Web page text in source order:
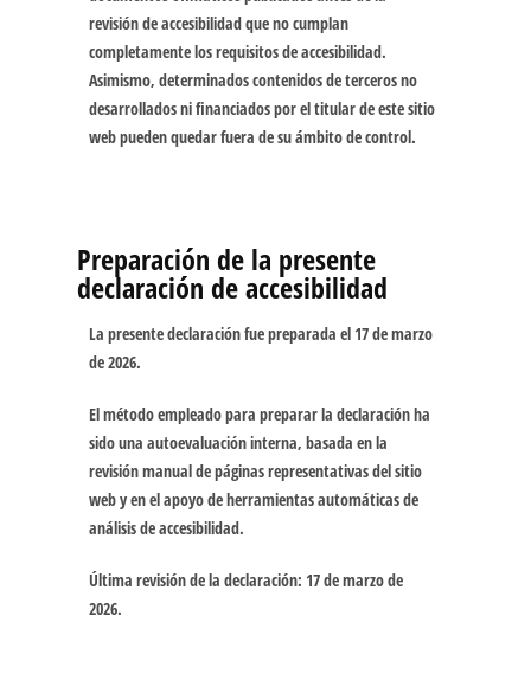
revisión de accesibilidad que no cumplan
completamente los requisitos de accesibilidad.
Asimismo, determinados contenidos de terceros no
desarrollados ni financiados por el titular de este sitio
web pueden quedar fuera de su ámbito de control.
Preparación de la presente
declaración de accesibilidad
La presente declaración fue preparada el 17 de marzo
de 2026.
El método empleado para preparar la declaración ha
sido una autoevaluación interna, basada en la
revisión manual de páginas representativas del sitio
web y en el apoyo de herramientas automáticas de
análisis de accesibilidad.
Última revisión de la declaración: 17 de marzo de
2026.